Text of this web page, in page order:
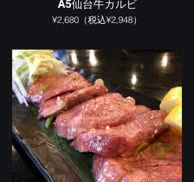
A5仙台牛カルビ
¥2,680（税込¥2,948）